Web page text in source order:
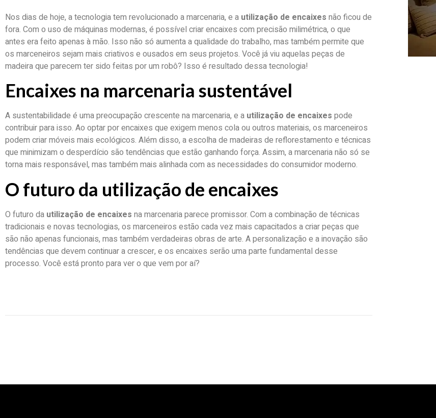
Nos dias de hoje, a tecnologia tem revolucionado a marcenaria, e a utilização de encaixes não ficou de
fora. Com o uso de máquinas modernas, é possível criar encaixes com precisão milimétrica, o que
antes era feito apenas à mão. Isso não só aumenta a qualidade do trabalho, mas também permite que
os marceneiros sejam mais criativos e ousados em seus projetos. Você já viu aquelas peças de
madeira que parecem ter sido feitas por um robô? Isso é resultado dessa tecnologia!
Encaixes na marcenaria sustentável
A sustentabilidade é uma preocupação crescente na marcenaria, e a utilização de encaixes pode
contribuir para isso. Ao optar por encaixes que exigem menos cola ou outros materiais, os marceneiros
podem criar móveis mais ecológicos. Além disso, a escolha de madeiras de reflorestamento e técnicas
que minimizam o desperdício são tendências que estão ganhando força. Assim, a marcenaria não só se
torna mais responsável, mas também mais alinhada com as necessidades do consumidor moderno.
O futuro da utilização de encaixes
O futuro da utilização de encaixes na marcenaria parece promissor. Com a combinação de técnicas
tradicionais e novas tecnologias, os marceneiros estão cada vez mais capacitados a criar peças que
são não apenas funcionais, mas também verdadeiras obras de arte. A personalização e a inovação são
tendências que devem continuar a crescer, e os encaixes serão uma parte fundamental desse
processo. Você está pronto para ver o que vem por aí?